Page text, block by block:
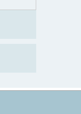
en
først
ind i